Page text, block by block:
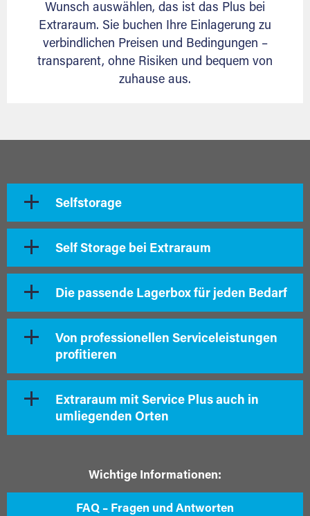
Wunsch auswählen, das ist das Plus bei
Extraraum. Sie buchen Ihre Einlagerung zu
verbindlichen Preisen und Bedingungen –
transparent, ohne Risiken und bequem von
zuhause aus.
Selfstorage
Self Storage bei Extraraum
Die passende Lagerbox für jeden Bedarf
Von professionellen Serviceleistungen
profitieren
Extraraum mit Service Plus auch in
umliegenden Orten
Wichtige Informationen:
FAQ – Fragen und Antworten